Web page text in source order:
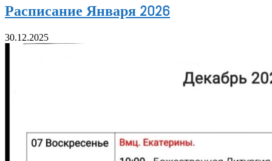
Расписание Января 2026
30.12.2025